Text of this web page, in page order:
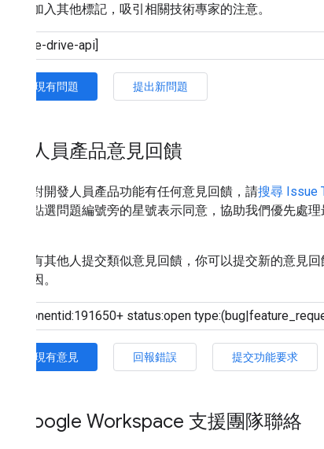
問題中加入其他標記，吸引相關技術專家的注意。
搜尋現有問題 提出新問題
開發人員產品意見回饋
如果您對開發人員產品功能有任何意見回饋，請搜尋 Issue
報，請點選問題編號旁的星號表示同意，協助我們優先處
如果沒有其他人提交類似意見回饋，你可以提交新的意見
要的原因。
搜尋現有意見 回報錯誤 提交功能要求
與 Google Workspace 支援團隊聯絡